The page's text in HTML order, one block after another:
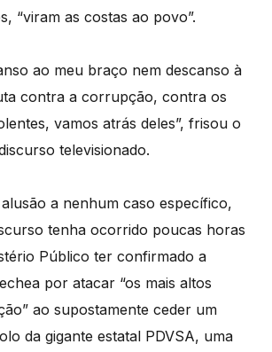
“viram as costas ao povo”.
ao meu braço nem descanso à
contra a corrupção, contra os
vamos atrás deles”, frisou o
televisionado.
a nenhum caso específico,
tenha ocorrido poucas horas
Público ter confirmado a
por atacar “os mais altos
ao supostamente ceder um
da gigante estatal PDVSA, uma